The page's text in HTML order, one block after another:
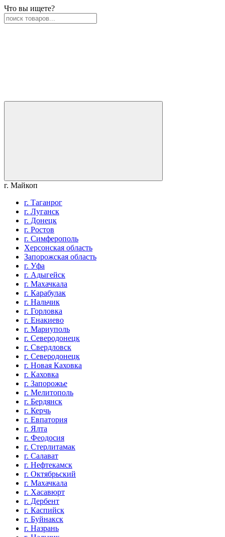
Что вы ищете?
г. Майкоп
г. Таганрог
г. Луганск
г. Донецк
г. Ростов
г. Симферополь
Херсонская область
Запорожская область
г. Уфа
г. Адыгейск
г. Махачкала
г. Карабулак
г. Нальчик
г. Горловка
г. Енакиево
г. Мариуполь
г. Северодонецк
г. Свердловск
г. Северодонецк
г. Новая Каховка
г. Каховка
г. Запорожье
г. Мелитополь
г. Бердянск
г. Керчь
г. Евпатория
г. Ялта
г. Феодосия
г. Стерлитамак
г. Салават
г. Нефтекамск
г. Октябрьский
г. Махачкала
г. Хасавюрт
г. Дербент
г. Каспийск
г. Буйнакск
г. Назрань